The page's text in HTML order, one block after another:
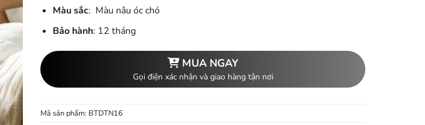
Màu sắc: Màu nâu óc chó
Bảo hành: 12 tháng
MUA NGAY
Gọi điện xác nhận và giao hàng tận nơi
Mã sản phẩm: BTDTN16